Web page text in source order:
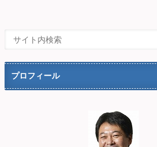
プロフィール